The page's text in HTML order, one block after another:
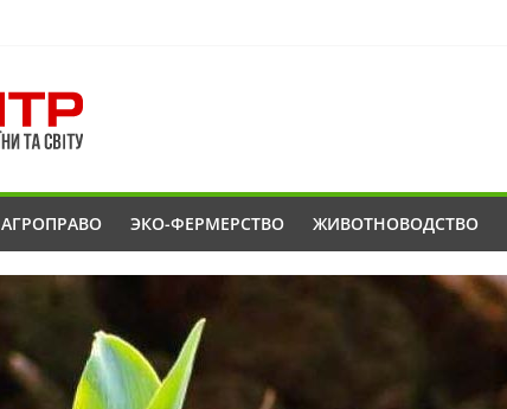
АГРОПРАВО ЭКО-ФЕРМЕРСТВО ЖИВОТНОВОДСТВО